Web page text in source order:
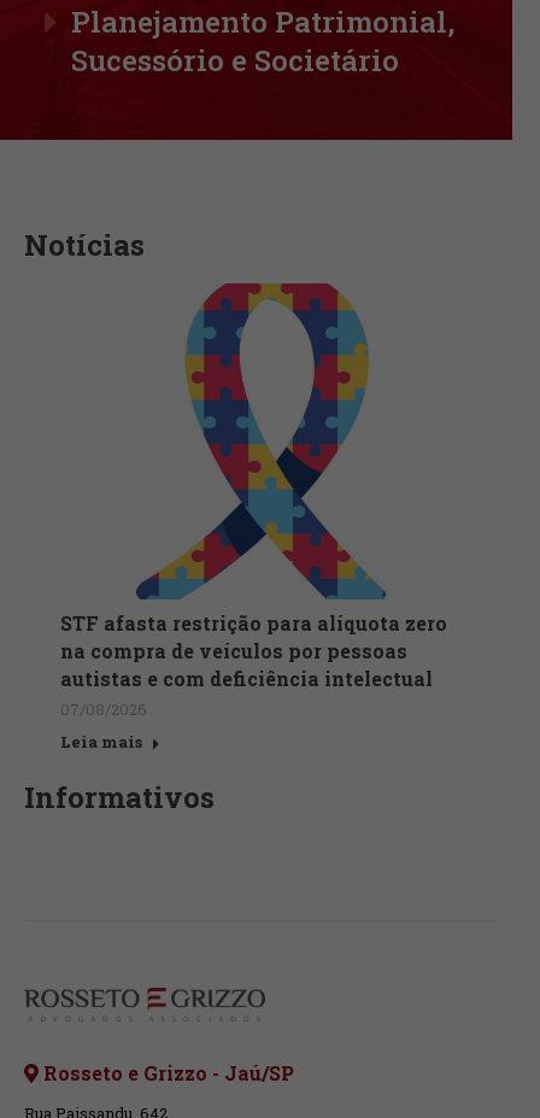
Planejamento Patrimonial,
Sucessório e Societário
Notícias
STF afasta restrição para alíquota zero
na compra de veículos por pessoas
autistas e com deficiência intelectual
07/08/2026
Leia mais
Informativos
Rosseto e Grizzo - Jaú/SP
Rua Paissandu, 642